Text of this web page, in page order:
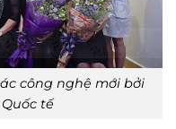
công nghệ mới bởi
tế